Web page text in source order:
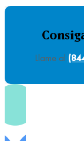
Llame al